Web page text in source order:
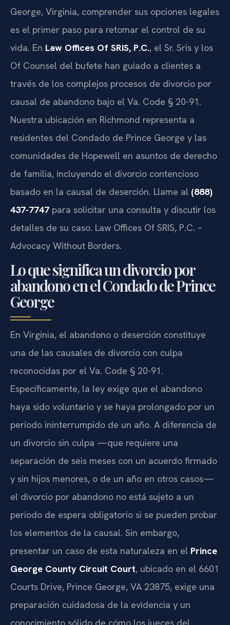
George, Virginia, comprender sus opciones legales
es el primer paso para retomar el control de su
vida. En Law Offices Of SRIS, P.C., el Sr. Sris y los
Of Counsel del bufete han guiado a clientes a
través de los complejos procesos de divorcio por
causal de abandono bajo el Va. Code § 20-91.
Nuestra ubicación en Richmond representa a
residentes del Condado de Prince George y las
comunidades de Hopewell en asuntos de derecho
de familia, incluyendo el divorcio contencioso
basado en la causal de deserción. Llame al (888)
437-7747 para solicitar una consulta y discutir los
detalles de su caso. Law Offices Of SRIS, P.C. –
Advocacy Without Borders.
Lo que significa un divorcio por
abandono en el Condado de Prince
George
En Virginia, el abandono o deserción constituye
una de las causales de divorcio con culpa
reconocidas por el Va. Code § 20-91.
Específicamente, la ley exige que el abandono
haya sido voluntario y se haya prolongado por un
período ininterrumpido de un año. A diferencia de
un divorcio sin culpa —que requiere una
separación de seis meses con un acuerdo firmado
y sin hijos menores, o de un año en otros casos—
el divorcio por abandono no está sujeto a un
período de espera obligatorio si se pueden probar
los elementos de la causal. Sin embargo,
presentar un caso de esta naturaleza en el Prince
George County Circuit Court, ubicado en el 6601
Courts Drive, Prince George, VA 23875, exige una
preparación cuidadosa de la evidencia y un